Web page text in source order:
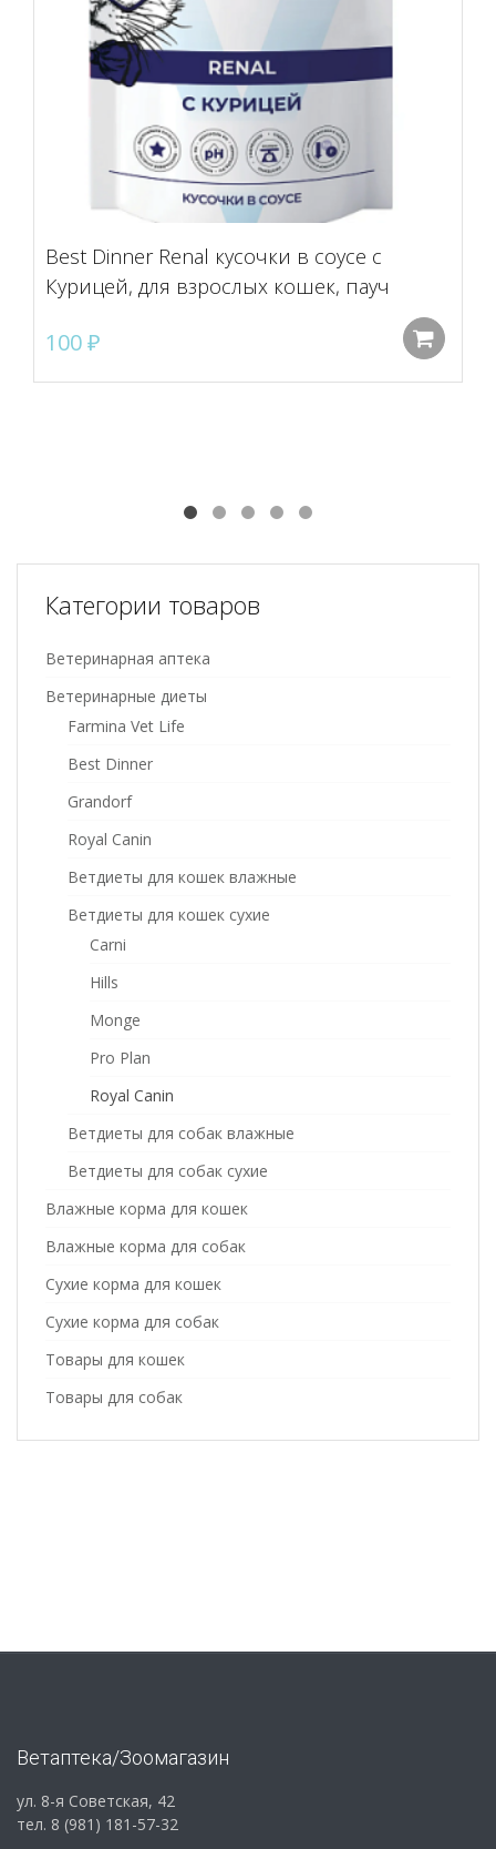
Best Dinner Renal кусочки в соусе с
Курицей, для взрослых кошек, пауч
100₽
Категории товаров
Ветеринарная аптека
Ветеринарные диеты
Farmina Vet Life
Best Dinner
Grandorf
Royal Canin
Ветдиеты для кошек влажные
Ветдиеты для кошек сухие
Carni
Hills
Monge
Pro Plan
Royal Canin
Ветдиеты для собак влажные
Ветдиеты для собак сухие
Влажные корма для кошек
Влажные корма для собак
Сухие корма для кошек
Сухие корма для собак
Товары для кошек
Товары для собак
Ветаптека/Зоомагазин
ул. 8-я Советская, 42
тел. 8 (981) 181-57-32